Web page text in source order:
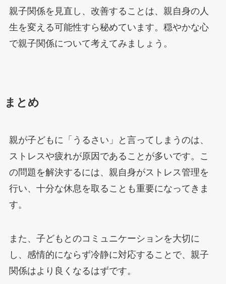
親子関係を見直し、改善することは、親自身の人
生を変える可能性すら秘めています。穏やかな心
で親子関係について考えてみましょう。
まとめ
親が子どもに「うるさい」と言ってしまうのは、
ストレスや疲れが原因であることが多いです。こ
の問題を解決するには、親自身がストレス管理を
行い、十分な休息を取ることも重要になってきま
す。
また、子どもとのコミュニケーションを大切に
し、感情的にならず冷静に対応することで、親子
関係はより良くなるはずです。